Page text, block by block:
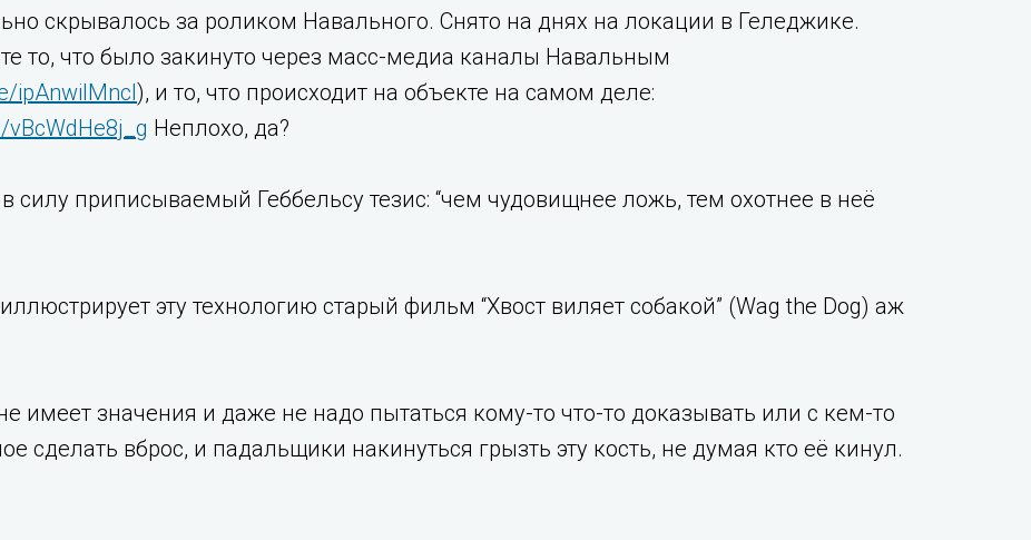
скрывалось за роликом Навального. Снято на днях на локации в Геледжике.
то, что было закинуто через масс-медиа каналы Навальным
ipAnwilMncI), и то, что происходит на объекте на самом деле:
Неплохо, да?
в силу приписываемый Геббельсу тезис: “чем чудовищнее ложь, тем охотнее в неё
эту технологию старый фильм “Хвост виляет собакой” (Wag the Dog) аж
имеет значения и даже не надо пытаться кому-то что-то доказывать или с кем-то
сделать вброс, и падальщики накинуться грызть эту кость, не думая кто её кинул.